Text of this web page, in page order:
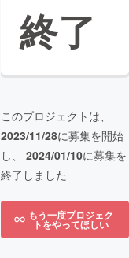
終了
このプロジェクトは、
2023/11/28に募集を開始
し、 2024/01/10に募集を
終了しました
もう一度プロジェク
トをやってほしい